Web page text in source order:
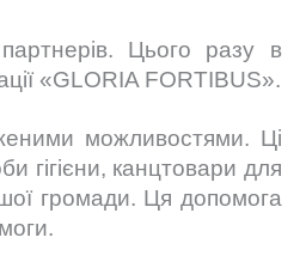
Цього разу в
«GLORIA FORTIBUS».
можливостями. Ці
гігієни, канцтовари для
громади. Ця допомога